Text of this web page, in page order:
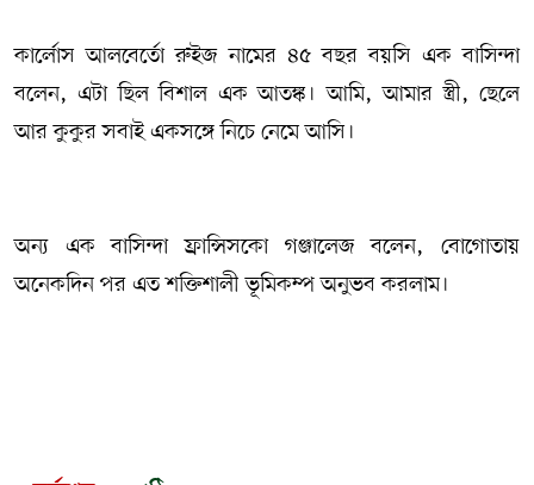
কার্লোস আলবের্তো রুইজ নামের ৪৫ বছর বয়সি এক বাসিন্দা
বলেন, এটা ছিল বিশাল এক আতঙ্ক। আমি, আমার স্ত্রী, ছেলে
আর কুকুর সবাই একসঙ্গে নিচে নেমে আসি।
অন্য এক বাসিন্দা ফ্রান্সিসকো গঞ্জালেজ বলেন, বোগোতায়
অনেকদিন পর এত শক্তিশালী ভূমিকম্প অনুভব করলাম।